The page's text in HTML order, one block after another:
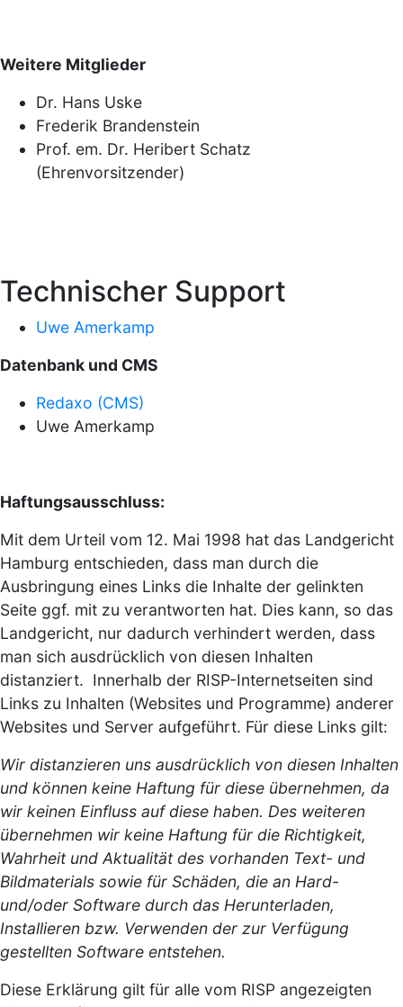
Weitere Mitglieder
Dr. Hans Uske
Frederik Brandenstein
Prof. em. Dr. Heribert Schatz
(Ehrenvorsitzender)
Technischer Support
Uwe Amerkamp
Datenbank und CMS
Redaxo (CMS)
Uwe Amerkamp
Haftungsausschluss:
Mit dem Urteil vom 12. Mai 1998 hat das Landgericht
Hamburg entschieden, dass man durch die
Ausbringung eines Links die Inhalte der gelinkten
Seite ggf. mit zu verantworten hat. Dies kann, so das
Landgericht, nur dadurch verhindert werden, dass
man sich ausdrücklich von diesen Inhalten
distanziert. Innerhalb der RISP-Internetseiten sind
Links zu Inhalten (Websites und Programme) anderer
Websites und Server aufgeführt. Für diese Links gilt:
Wir distanzieren uns ausdrücklich von diesen Inhalten
und können keine Haftung für diese übernehmen, da
wir keinen Einfluss auf diese haben. Des weiteren
übernehmen wir keine Haftung für die Richtigkeit,
Wahrheit und Aktualität des vorhanden Text- und
Bildmaterials sowie für Schäden, die an Hard-
und/oder Software durch das Herunterladen,
Installieren bzw. Verwenden der zur Verfügung
gestellten Software entstehen.
Diese Erklärung gilt für alle vom RISP angezeigten